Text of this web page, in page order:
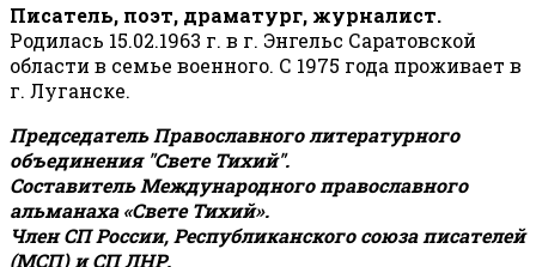
Писатель, поэт, драматург, журналист.
Родилась 15.02.1963 г. в г. Энгельс Саратовской
области в семье военного. С 1975 года проживает в
г. Луганске.
Председатель Православного литературного
объединения "Свете Тихий".
Составитель Международного православного
альманаха «Свете Тихий».
Член СП России, Республиканского союза писателей
(МСП) и СП ЛНР.